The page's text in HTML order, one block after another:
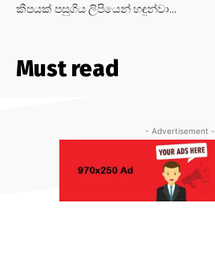
කීපයක් පසුගිය ලිපියෙන් හඳුන්වා...
Must read
- Advertisement -